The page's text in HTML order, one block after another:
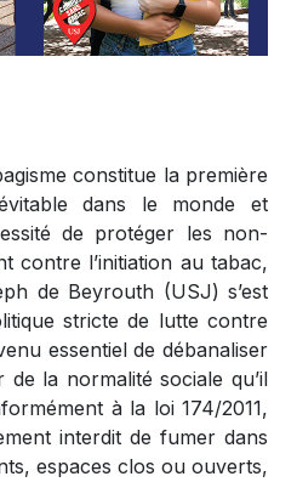
constitue la première
dans le monde et
de protéger les non-
contre l’initiation au tabac,
de Beyrouth (USJ) s’est
stricte de lutte contre
essentiel de débanaliser
la normalité sociale qu’il
à la loi 174/2011,
interdit de fumer dans
espaces clos ou ouverts,